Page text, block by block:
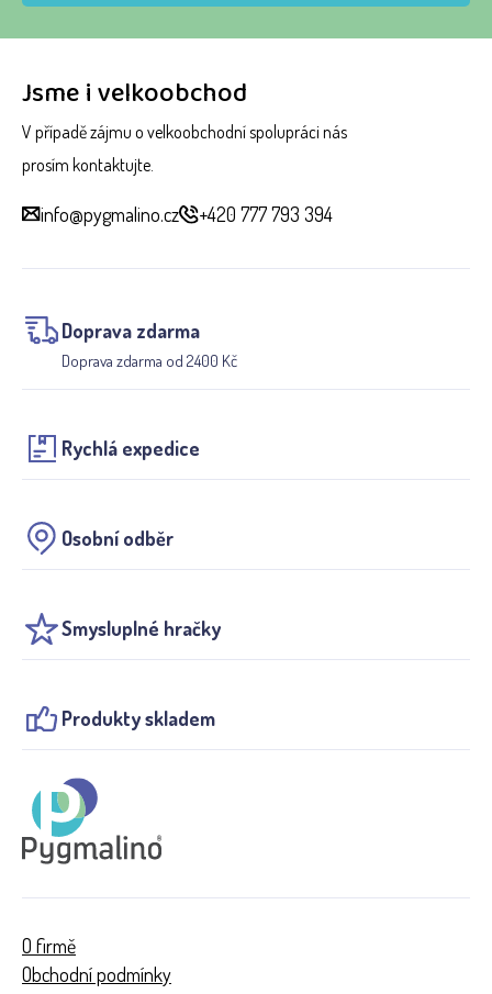
Jsme i velkoobchod
V případě zájmu o velkoobchodní spolupráci nás
prosím kontaktujte.
info@pygmalino.cz +420 777 793 394
Doprava zdarma
Doprava zdarma od 2400 Kč
Rychlá expedice
Osobní odběr
Smysluplné hračky
Produkty skladem
O firmě
Obchodní podmínky